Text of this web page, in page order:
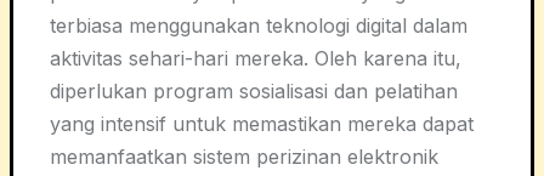
terbiasa menggunakan teknologi digital dalam
aktivitas sehari-hari mereka. Oleh karena itu,
diperlukan program sosialisasi dan pelatihan
yang intensif untuk memastikan mereka dapat
memanfaatkan sistem perizinan elektronik